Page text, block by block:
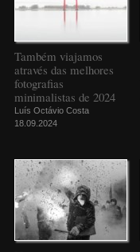
Também viajamos
através das melhores
fotografias
minimalistas de 2024
Luís Octávio Costa
18.09.2024